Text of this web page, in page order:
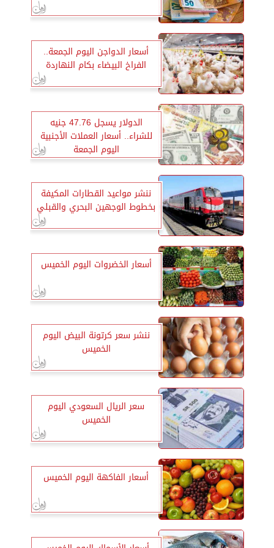
أسعار الدواجن اليوم الجمعة..
الفراخ البيضاء بكام النهاردة
الدولار يسجل 47.76 جنيه
للشراء.. أسعار العملات الأجنبية
اليوم الجمعة
ننشر مواعيد القطارات المكيفة
بخطوط الوجهين البحري والقبلي
أسعار الخضروات اليوم الخميس
ننشر سعر كرتونة البيض اليوم
الخميس
سعر الريال السعودي اليوم
الخميس
أسعار الفاكهة اليوم الخميس